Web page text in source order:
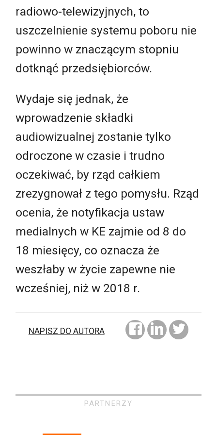
radiowo-telewizyjnych, to
uszczelnienie systemu poboru nie
powinno w znaczącym stopniu
dotknąć przedsiębiorców.
Wydaje się jednak, że
wprowadzenie składki
audiowizualnej zostanie tylko
odroczone w czasie i trudno
oczekiwać, by rząd całkiem
zrezygnował z tego pomysłu. Rząd
ocenia, że notyfikacja ustaw
medialnych w KE zajmie od 8 do
18 miesięcy, co oznacza że
weszłaby w życie zapewne nie
wcześniej, niż w 2018 r.
NAPISZ DO AUTORA
PARTNERZY